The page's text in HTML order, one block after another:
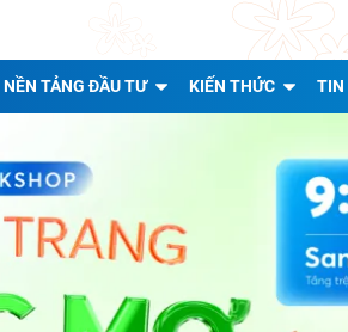
NỀN TẢNG ĐẦU TƯ KIẾN THỨC TIN